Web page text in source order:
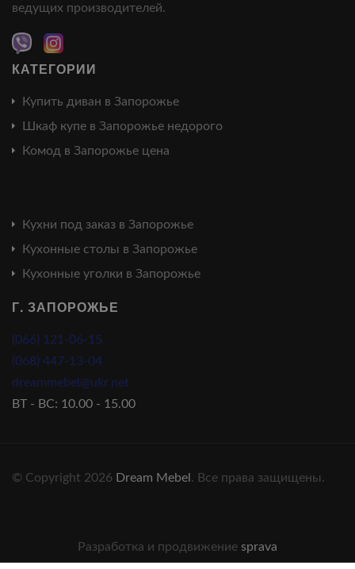
ведущих производителей.
КАТЕГОРИИ
Купить диван в Запорожье
Шкаф купе в Запорожье недорого
Комод в Запорожье цена
Кухни под заказ в Запорожье
Кухонные столы в Запорожье
Кухонные уголки в Запорожье
Г. ЗАПОРОЖЬЕ
(066) 121-06-15
(068) 447-13-04
dreammebel@ukr.net
ВТ - ВС: 10.00 - 15.00
© Copyright 2026 Dream Mebel. Все права защищены.
Разработка и продвижение sprava